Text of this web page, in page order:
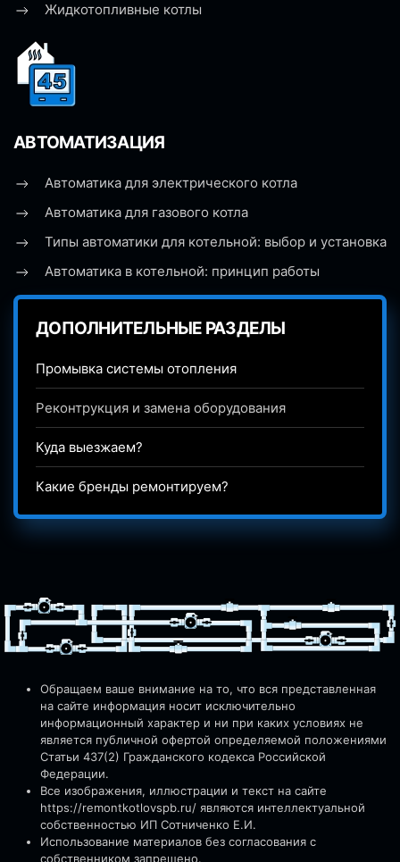
Жидкотопливные котлы
АВТОМАТИЗАЦИЯ
Автоматика для электрического котла
Автоматика для газового котла
Типы автоматики для котельной: выбор и установка
Автоматика в котельной: принцип работы
ДОПОЛНИТЕЛЬНЫЕ РАЗДЕЛЫ
Промывка системы отопления
Реконтрукция и замена оборудования
Куда выезжаем?
Какие бренды ремонтируем?
Обращаем ваше внимание на то, что вся представленная
на сайте информация носит исключительно
информационный характер и ни при каких условиях не
является публичной офертой определяемой положениями
Статьи 437(2) Гражданского кодекса Российской
Федерации.
Все изображения, иллюстрации и текст на сайте
https://remontkotlovspb.ru/ являются интеллектуальной
собственностью ИП Сотниченко Е.И.
Использование материалов без согласования с
собственником запрещено.